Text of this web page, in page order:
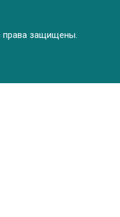
права защищены.